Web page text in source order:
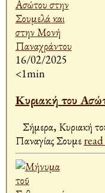
16/02/2025
<1min
Κυριακή του
Σήμερα, Κυριακή
Παναγίας Σουμε